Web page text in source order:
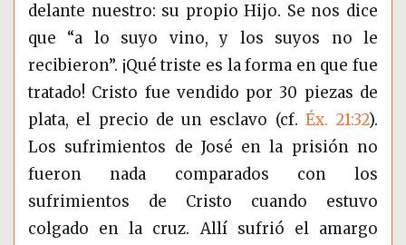
delante nuestro: su propio Hijo. Se nos dice
que “a lo suyo vino, y los suyos no le
recibieron”. ¡Qué triste es la forma en que fue
tratado! Cristo fue vendido por 30 piezas de
plata, el precio de un esclavo (cf. Éx. 21:32).
Los sufrimientos de José en la prisión no
fueron nada comparados con los
sufrimientos de Cristo cuando estuvo
colgado en la cruz. Allí sufrió el amargo